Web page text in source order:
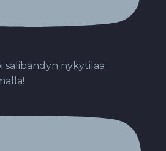
salibandyn nykytilaa